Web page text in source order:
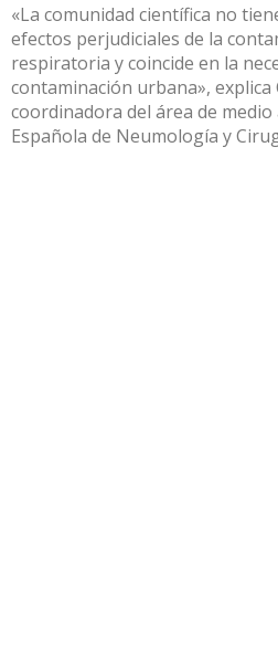
«La comunidad científica no
efectos perjudiciales de la
respiratoria y coincide en la
contaminación urbana»,
coordinadora del área de medio
Española de Neumología y